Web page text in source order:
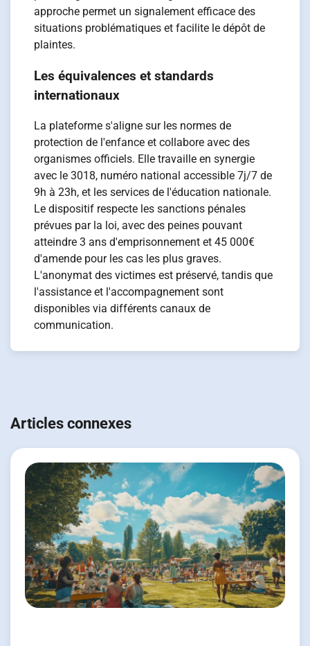
approche permet un signalement efficace des
situations problématiques et facilite le dépôt de
plaintes.
Les équivalences et standards
internationaux
La plateforme s'aligne sur les normes de
protection de l'enfance et collabore avec des
organismes officiels. Elle travaille en synergie
avec le 3018, numéro national accessible 7j/7 de
9h à 23h, et les services de l'éducation nationale.
Le dispositif respecte les sanctions pénales
prévues par la loi, avec des peines pouvant
atteindre 3 ans d'emprisonnement et 45 000€
d'amende pour les cas les plus graves.
L'anonymat des victimes est préservé, tandis que
l'assistance et l'accompagnement sont
disponibles via différents canaux de
communication.
de
Articles connexes